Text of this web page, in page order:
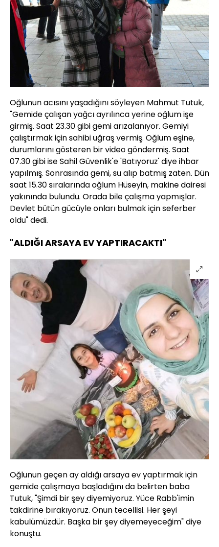
Oğlunun acısını yaşadığını söyleyen Mahmut Tutuk,
"Gemide çalışan yağcı ayrılınca yerine oğlum işe
girmiş. Saat 23.30 gibi gemi arızalanıyor. Gemiyi
çalıştırmak için sahibi uğraş vermiş. Oğlum eşine,
durumlarını gösteren bir video göndermiş. Saat
07.30 gibi ise Sahil Güvenlik'e 'Batıyoruz' diye ihbar
yapılmış. Sonrasında gemi, su alıp batmış zaten. Dün
saat 15.30 sıralarında oğlum Hüseyin, makine dairesi
yakınında bulundu. Orada bile çalışma yapmışlar.
Devlet bütün gücüyle onları bulmak için seferber
oldu" dedi.
"ALDIĞI ARSAYA EV YAPTIRACAKTI"
Oğlunun geçen ay aldığı arsaya ev yaptırmak için
gemide çalışmaya başladığını da belirten baba
Tutuk, "Şimdi bir şey diyemiyoruz. Yüce Rabb'imin
takdirine bırakıyoruz. Onun tecellisi. Her şeyi
kabulümüzdür. Başka bir şey diyemeyeceğim" diye
konuştu.